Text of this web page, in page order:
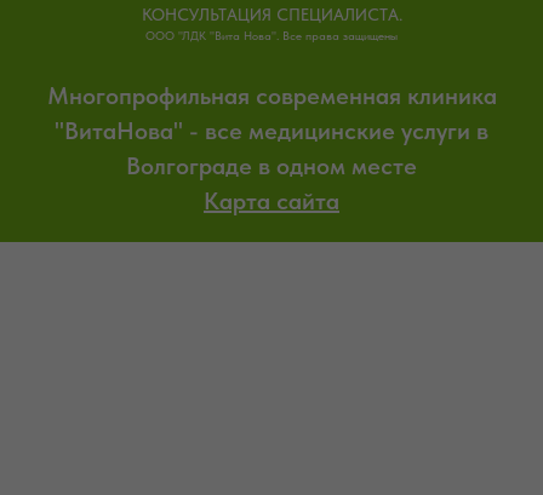
КОНСУЛЬТАЦИЯ СПЕЦИАЛИСТА.
ООО "ЛДК "Вита Нова". Все права защищены
Многопрофильная современная клиника
"ВитаНова" - все медицинские услуги в
Волгограде в одном месте
Карта сайта